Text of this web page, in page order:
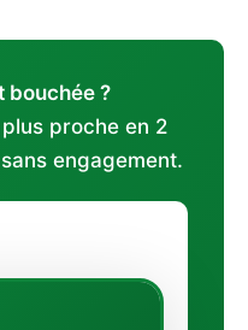
bouchée ?
proche en 2
engagement.